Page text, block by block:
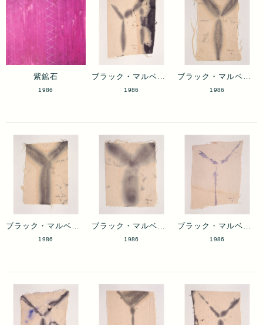
紫鉱石
1986
ブラック・マルベリー 1
1986
ブラック・マルベリー 2
1986
ブラック・マルベリー 3
1986
ブラック・マルベリー 4
1986
ブラック・マルベリー 5
1986